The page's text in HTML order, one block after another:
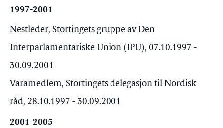
1997-2001
Nestleder, Stortingets gruppe av Den
Interparlamentariske Union (IPU), 07.10.1997 -
30.09.2001
Varamedlem, Stortingets delegasjon til Nordisk
råd, 28.10.1997 - 30.09.2001
2001-2005